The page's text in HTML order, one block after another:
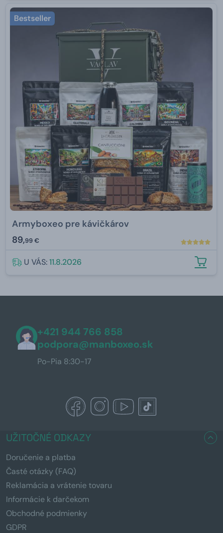
Bestseller
Armyboxeo pre kávičkárov
89,99 €
U VÁS:11.8.2026
+421 944 766 858
podpora@manboxeo.sk
Po-Pia 8:30-17
UŽITOČNÉ ODKAZY
Doručenie a platba
Časté otázky (FAQ)
Reklamácia a vrátenie tovaru
Informácie k darčekom
Obchodné podmienky
GDPR